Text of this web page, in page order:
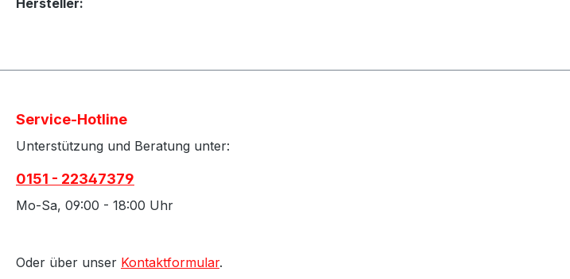
Service-Hotline
Unterstützung und Beratung unter:
0151 - 22347379
Mo-Sa, 09:00 - 18:00 Uhr
Oder über unser Kontaktformular.